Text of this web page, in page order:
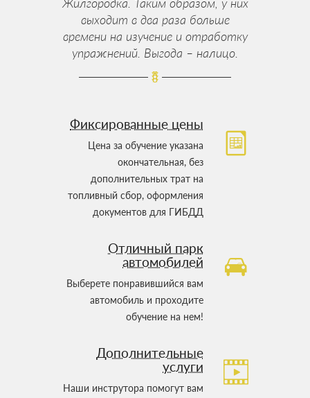
выходит в два раза больше
времени на изучение и отработку
упражнений. Выгода – налицо.
Фиксированные цены
Цена за обучение указана
окончательная, без
дополнительных трат на
топливный сбор, оформления
документов для ГИБДД
Отличный парк
автомобилей
Выберете понравившийся вам
автомобиль и проходите
обучение на нем!
Дополнительные
услуги
Наши инструтора помогут вам